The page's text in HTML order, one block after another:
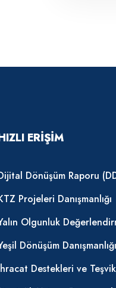
ERIŞIM
Dönüşüm Raporu
Projeleri Danışmanlığı
Olgunluk
Dönüşüm Danışmanlığı
Destekleri ve